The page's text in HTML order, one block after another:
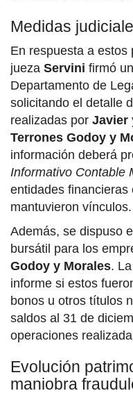
Medidas
En respuesta a estos
jueza Servini firmó
Departamento de
solicitando el detalle
realizadas por Javier
Terrones Godoy y
información deberá
Informativo Contable
entidades
mantuvieron vínculos.
Además, se dispuso
bursátil para los
Godoy y Morales.
informe si estos
bonos u otros títulos
saldos al 31 de
operaciones
Evolución
maniobra